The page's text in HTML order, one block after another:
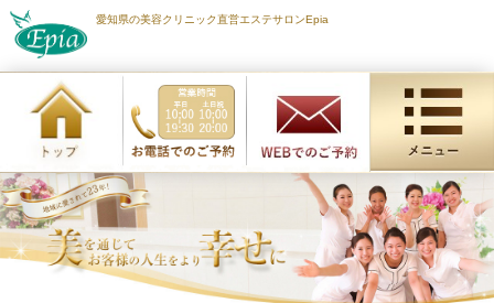
愛知県の美容クリニック直営エステサロンEpia